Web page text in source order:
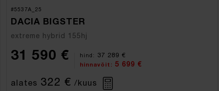
#5537A_25
DACIA BIGSTER
extreme hybrid 155hj
31 590 € hind: 37 289 €
hinnavõit: 5 699 €
alates 322 € /kuus